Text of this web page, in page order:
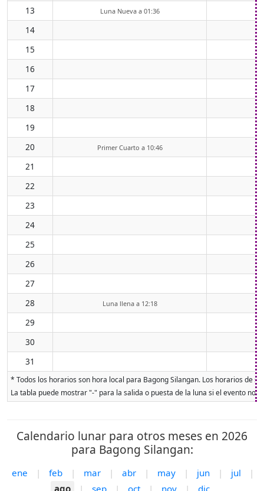
13 Luna Nueva a 01:36
14
15
16
17
18
19
20
Primer Cuarto a 10:46
21
22
23
24
25
26
27
28
Luna llena a 12:18
29
30
31
* Todos los horarios son hora local para Bagong Silangan. Los horarios de
La tabla puede mostrar "-" para la salida o puesta de la luna si el evento no
Calendario lunar para otros meses en 2026
para Bagong Silangan:
ene | feb | mar | abr | may | jun | jul
|
ago
| sep | oct | nov | dic